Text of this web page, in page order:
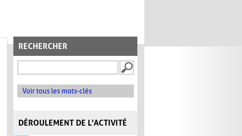
RECHERCHER
Voir tous les mots-clés
DÉROULEMENT DE L'ACTIVITÉ